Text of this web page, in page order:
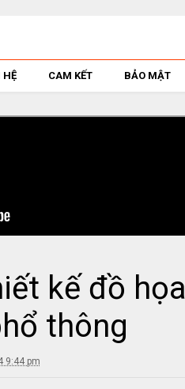
HỆ CAM KẾT BẢO MẬT
kế đồ
thông
9:44 pm